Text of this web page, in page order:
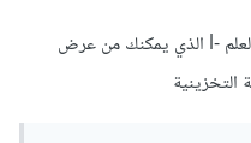
قم بإستخدامه مع مراعاة إرفاق العلم -l الذي يمكنك من عرض